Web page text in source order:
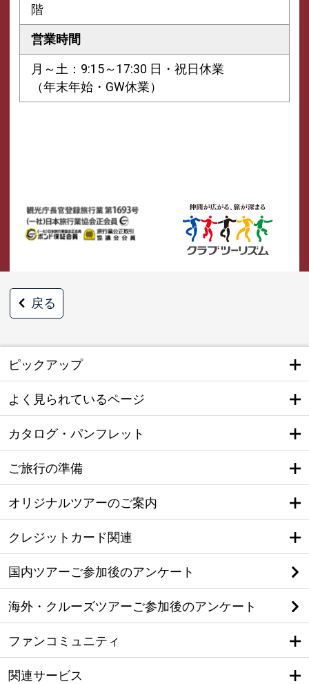
階
営業時間
月～土：9:15～17:30 日・祝日休業
（年末年始・GW休業）
戻る
ピックアップ
よく見られているページ
カタログ・パンフレット
ご旅行の準備
オリジナルツアーのご案内
クレジットカード関連
国内ツアーご参加後のアンケート
海外・クルーズツアーご参加後のアンケート
ファンコミュニティ
関連サービス